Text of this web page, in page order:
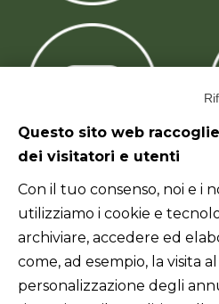
Link utili
Home
Chi siamo
Questo sito web
dei visitatori e utenti
Con il tuo consenso, noi e i
utilizziamo i cookie e
archiviare, accedere ed
come, ad esempio, la visita
personalizzazione degli